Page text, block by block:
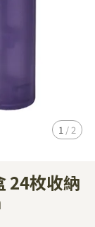
1 / 2
24枚收納